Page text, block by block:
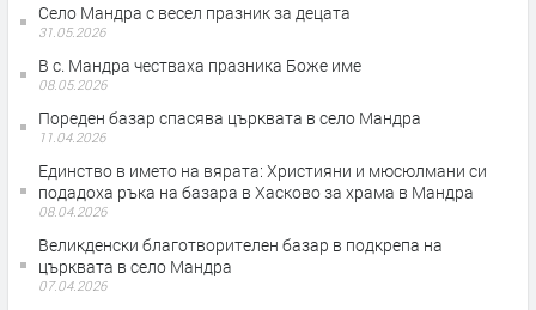
Село Мандра с весел празник за децата
31.05.2026
В с. Мандра честваха празника Боже име
08.05.2026
Пореден базар спасява църквата в село Мандра
11.04.2026
Единство в името на вярата: Християни и мюсюлмани си
подадоха ръка на базара в Хасково за храма в Мандра
08.04.2026
Великденски благотворителен базар в подкрепа на
църквата в село Мандра
07.04.2026